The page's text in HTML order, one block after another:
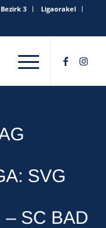
Bezirk 3
Ligaorakel
SVG
– SC BAD